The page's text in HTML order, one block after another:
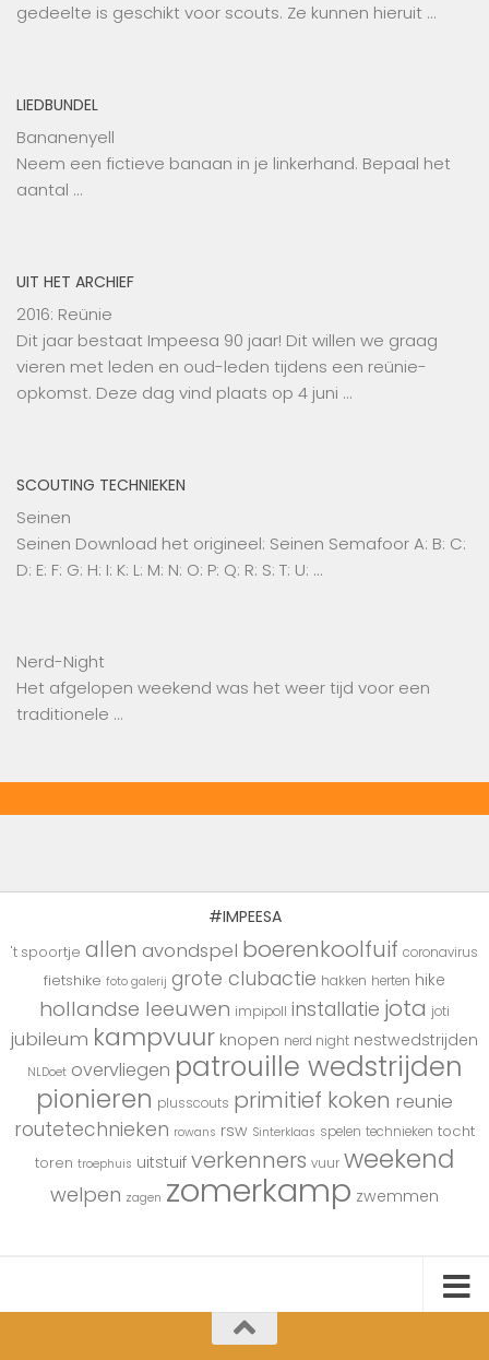
gedeelte is geschikt voor scouts. Ze kunnen hieruit …
LIEDBUNDEL
Bananenyell
Neem een fictieve banaan in je linkerhand. Bepaal het
aantal …
UIT HET ARCHIEF
2016: Reünie
Dit jaar bestaat Impeesa 90 jaar! Dit willen we graag
vieren met leden en oud-leden tijdens een reünie-
opkomst. Deze dag vind plaats op 4 juni …
SCOUTING TECHNIEKEN
Seinen
Seinen Download het origineel: Seinen Semafoor A: B: C:
D: E: F: G: H: I: K: L: M: N: O: P: Q: R: S: T: U: …
Nerd-Night
Het afgelopen weekend was het weer tijd voor een
traditionele …
#IMPEESA
't spoortje allen avondspel boerenkoolfuif coronavirus
fietshike foto galerij grote clubactie hakken herten hike
hollandse leeuwen impipoll installatie jota joti
jubileum kampvuur knopen nerd night nestwedstrijden
NLDoet overvliegen patrouille wedstrijden
pionieren plusscouts primitief koken reunie
routetechnieken rowans rsw Sinterklaas spelen technieken tocht
toren troephuis uitstuif verkenners vuur weekend
welpen zagen zomerkamp zwemmen